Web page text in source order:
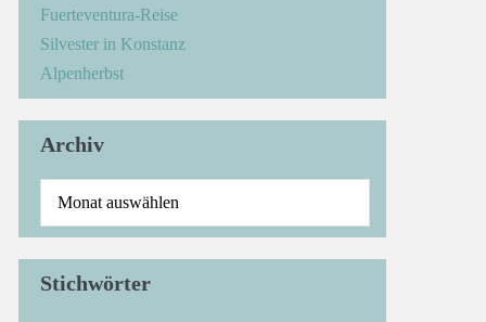
Fuerteventura-Reise
Silvester in Konstanz
Alpenherbst
Archiv
Stichwörter